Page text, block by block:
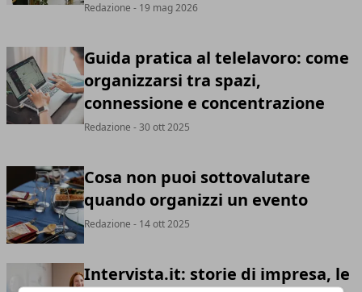
Redazione - 19 mag 2026
Guida pratica al telelavoro: come
organizzarsi tra spazi,
connessione e concentrazione
Redazione - 30 ott 2025
Cosa non puoi sottovalutare
quando organizzi un evento
Redazione - 14 ott 2025
Intervista.it: storie di impresa, le